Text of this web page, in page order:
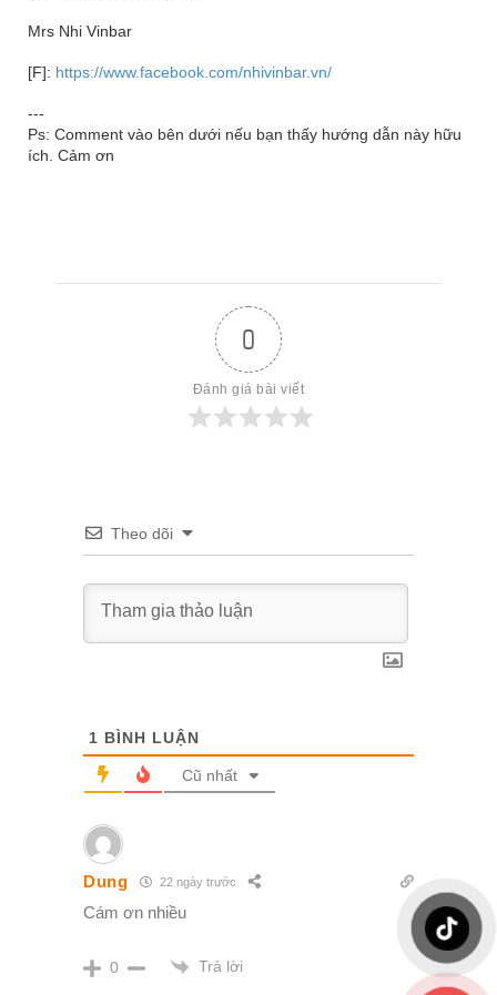
Mrs Nhi Vinbar
[F]: https://www.facebook.com/nhivinbar.vn/
---
Ps: Comment vào bên dưới nếu bạn thấy hướng dẫn này hữu
ích. Cảm ơn
0
Đánh giá bài viết
Theo dõi
1 BÌNH LUẬN
Cũ nhất
Dung 22 ngày trước
Cám ơn nhiều
0 Trả lời